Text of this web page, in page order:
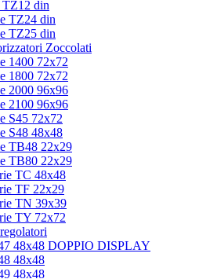
din
TZ24 din
TZ25 din
Zoccolati
1400 72x72
1800 72x72
2000 96x96
2100 96x96
S45 72x72
S48 48x48
TB48 22x29
TB80 22x29
TC 48x48
TF 22x29
TN 39x39
TY 72x72
48x48 DOPPIO DISPLAY
48x48
48x48